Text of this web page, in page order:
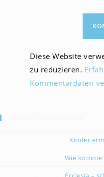
Diese Website
zu reduzieren.
Kommentardaten
Kinder
Wie komme